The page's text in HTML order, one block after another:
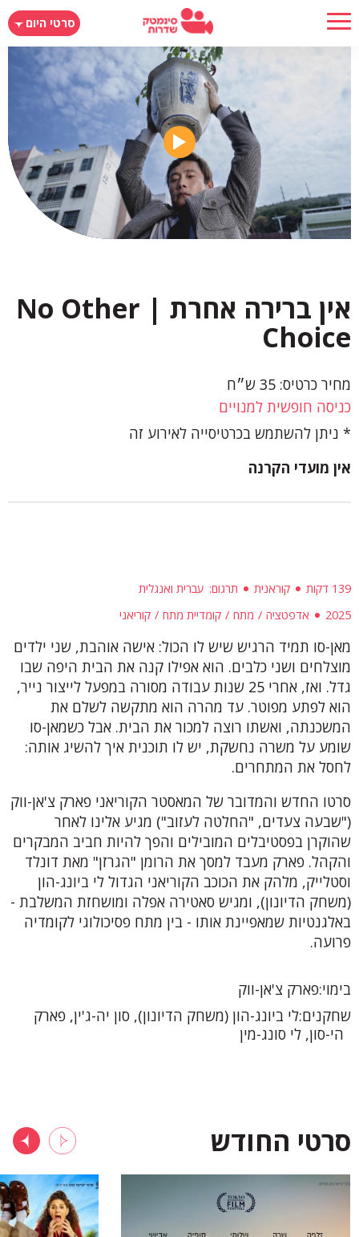
דילוג
לתוכן
העיקרי
סרטי היום
אין ברירה אחרת | No Other
Choice
מחיר כרטיס: 35 ש״ח
כניסה חופשית למנויים
ניתן להשתמש בכרטיסייה לאירוע זה
אין מועדי הקרנה
139 דקות קוראנית תרגום עברית ואנגלית
2025
אדפטציה מתח קומדיית מתח קוריאני
מאן-סו תמיד הרגיש שיש לו הכול: אישה אוהבת, שני ילדים
מוצלחים ושני כלבים. הוא אפילו קנה את הבית היפה שבו
גדל. ואז, אחרי 25 שנות עבודה מסורה במפעל לייצור נייר,
הוא לפתע מפוטר. עד מהרה הוא מתקשה לשלם את
המשכנתה, ואשתו רוצה למכור את הבית. אבל כשמאן-סו
שומע על משרה נחשקת, יש לו תוכנית איך להשיג אותה:
לחסל את המתחרים.
סרטו החדש והמדובר של המאסטר הקוריאני פארק צ'אן-ווק
("שבעה צעדים, "החלטה לעזוב") מגיע אלינו לאחר
שהוקרן בפסטיבלים המובילים והפך להיות חביב המבקרים
והקהל. פארק מעבד למסך את הרומן "הגרזן" מאת דונלד
וסטלייק, מלהק את הכוכב הקוריאני הגדול לי ביונג-הון
(משחק הדיונון), ומגיש סאטירה אפלה ומושחזת המשלבת -
באלגנטיות שמאפיינת אותו - בין מתח פסיכולוגי לקומדיה
פרועה.
בימוי פארק צ'אן-ווק
שחקנים לי ביונג-הון (משחק הדיונון), סון יה-ג'ין, פארק
הי-סון, לי סונג-מין
סרטי החודש